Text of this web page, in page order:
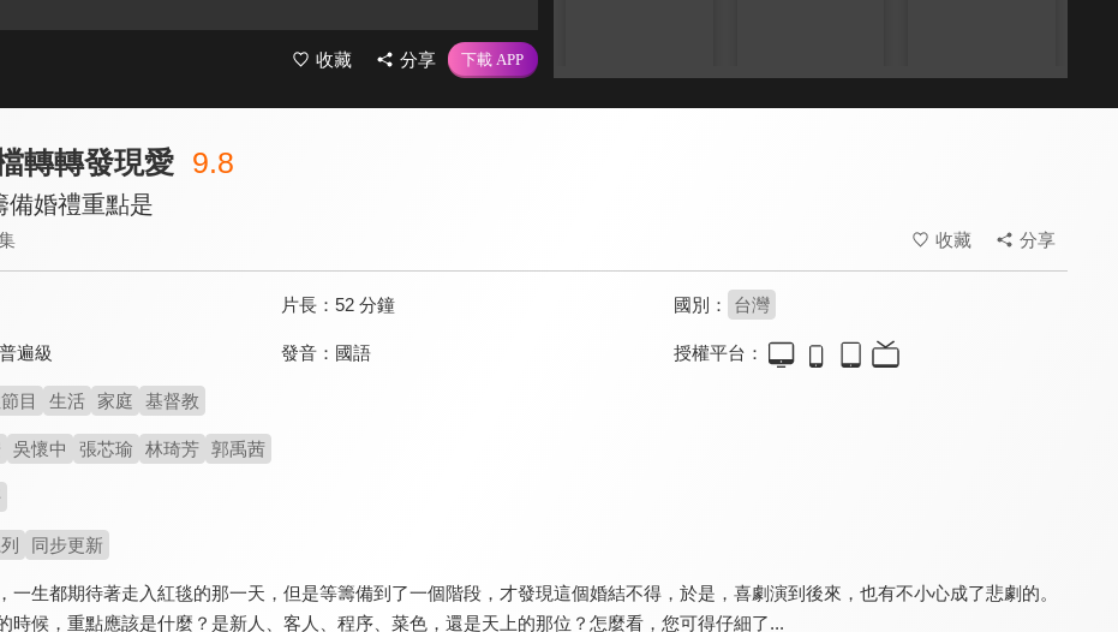
收藏 分享
轉轉發現愛 9.8
婚禮重點是
收藏 分享
片長： 52 分鐘 國別： 台灣
普遍級 發音： 國語 授權平台：
目 生活 家庭 基督教
吳懷中 張芯瑜 林琦芳 郭禹茜
同步更新
一生都期待著走入紅毯的那一天，但是等籌備到了一個階段，才發現這個婚結不得，於是，喜劇演到後來，也有不小心成了悲劇的。
時候，重點應該是什麼？是新人、客人、程序、菜色，還是天上的那位？怎麼看，您可得仔細了...